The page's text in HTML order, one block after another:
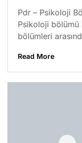
Pdr – Psikoloji
Psikoloji bölümü
bölümleri
Read More